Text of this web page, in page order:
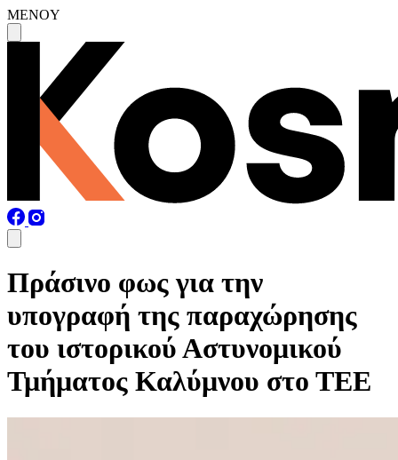
MENOY
Πράσινο φως για την
υπογραφή της παραχώρησης
του ιστορικού Αστυνομικού
Τμήματος Καλύμνου στο ΤΕΕ